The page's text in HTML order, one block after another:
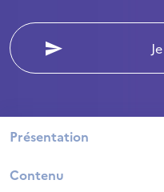
Présentation
Contenu